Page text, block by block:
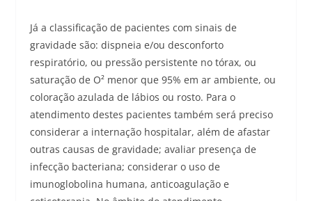
Já a classificação de pacientes com sinais de
gravidade são: dispneia e/ou desconforto
respiratório, ou pressão persistente no tórax, ou
saturação de O² menor que 95% em ar ambiente, ou
coloração azulada de lábios ou rosto. Para o
atendimento destes pacientes também será preciso
considerar a internação hospitalar, além de afastar
outras causas de gravidade; avaliar presença de
infecção bacteriana; considerar o uso de
imunoglobolina humana, anticoagulação e